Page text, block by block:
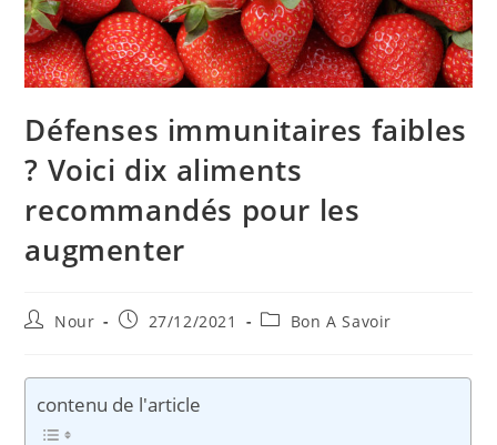
Défenses immunitaires faibles
? Voici dix aliments
recommandés pour les
augmenter
Auteur/autrice
publication :
Nour
Publication
27/12/2021
PostBon A Savoir
contenu de l'article